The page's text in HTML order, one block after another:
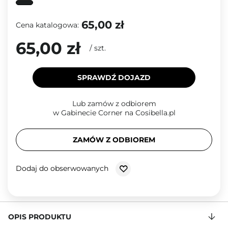
Cena katalogowa: 65,00 zł
65,00 zł / szt.
SPRAWDŹ DOJAZD
Lub zamów z odbiorem
w Gabinecie Corner na Cosibella.pl
ZAMÓW Z ODBIOREM
Dodaj do obserwowanych
OPIS PRODUKTU